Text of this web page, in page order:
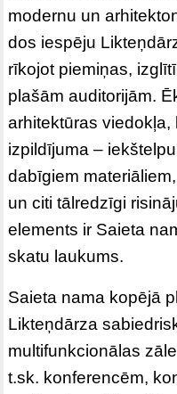
modernu un
dos iespēju
rīkojot piemiņas,
plašām auditorijām.
arhitektūras
izpildījuma –
dabīgiem
un citi tālredzīgi
elements ir Saieta
skatu laukums.
Saieta nama kopējā
Likteņdārza
multifunkcionālas
t.sk. konferencēm,